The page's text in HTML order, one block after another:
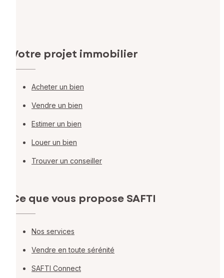
Votre projet immobilier
Acheter un bien
Vendre un bien
Estimer un bien
Louer un bien
Trouver un conseiller
Ce que vous propose SAFTI
Nos services
Vendre en toute sérénité
SAFTI Connect